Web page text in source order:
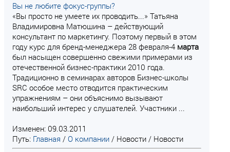
Вы не любите фокус-группы?
«Вы просто не умеете их проводить...» Татьяна
Владимировна Матюшина – действующий
консультант по маркетингу. Поэтому первый в этом
году курс для бренд-менеджера 28 февраля-4 марта
был насыщен совершенно свежими примерами из
отечественной бизнес-практики 2010 года.
Традиционно в семинарах авторов Бизнес-школы
SRC особое место отводится практическим
упражнениям – они объяснимо вызывают
наибольший интерес у слушателей. Участники ...
Изменен: 09.03.2011
Путь: Главная / О компании / Новости / Новости